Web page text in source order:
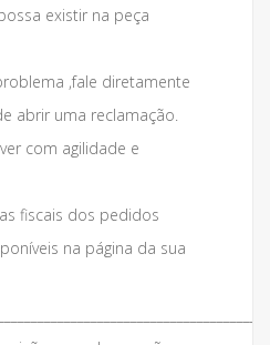
existir na peça
,fale diretamente
abrir uma reclamação.
com agilidade e
fiscais dos pedidos
na página da sua